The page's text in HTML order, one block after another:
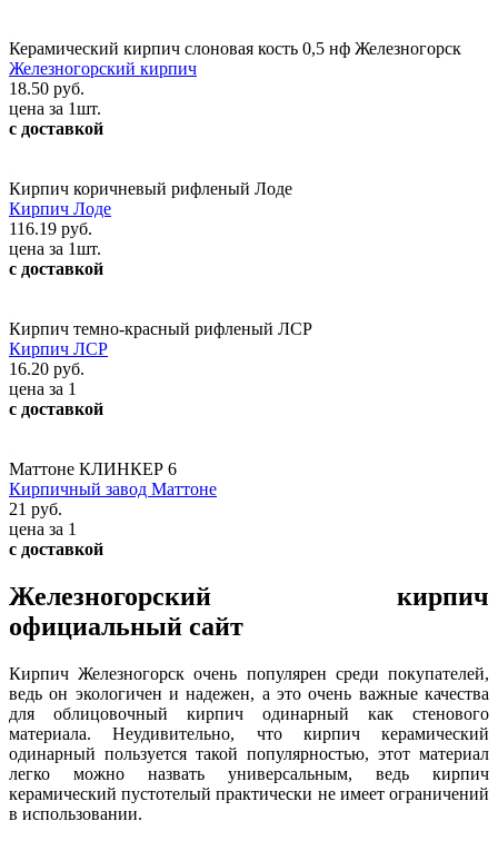
Керамический кирпич слоновая кость 0,5 нф Железногорск
Железногорский кирпич
18.50 руб.
цена за 1шт.
с доставкой
Кирпич коричневый рифленый Лоде
Кирпич Лоде
116.19 руб.
цена за 1шт.
с доставкой
Кирпич темно-красный рифленый ЛСР
Кирпич ЛСР
16.20 руб.
цена за 1
с доставкой
Маттоне КЛИНКЕР 6
Кирпичный завод Маттоне
21 руб.
цена за 1
с доставкой
Железногорский кирпич
официальный сайт
Кирпич Железногорск очень популярен среди покупателей,
ведь он экологичен и надежен, а это очень важные качества
для облицовочный кирпич одинарный как стенового
материала. Неудивительно, что кирпич керамический
одинарный пользуется такой популярностью, этот материал
легко можно назвать универсальным, ведь кирпич
керамический пустотелый практически не имеет ограничений
в использовании.